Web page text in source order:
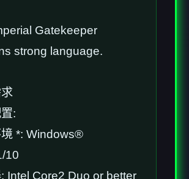
Gatekeeper
strong language.
:
*: Windows®
10
Intel Core2 Duo or better